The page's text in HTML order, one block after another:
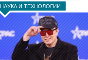
НАУКА И ТЕХНОЛОГИИ